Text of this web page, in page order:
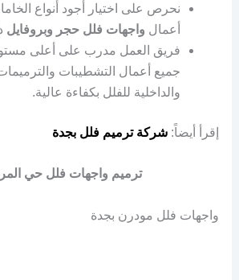
نحرص على اختيار أجود أنواع
أعمال واجهات فلل حجر وبروفايل
فريق العمل مدرب على أعلى
جميع أعمال التشطيبات
والداخلية للفلل بكفاءة عالية.
إقرأ أيضاً: شركة ترميم فلل بجدة
ترميم واجهات فلل حي
واجهات فلل مودرن بجدة